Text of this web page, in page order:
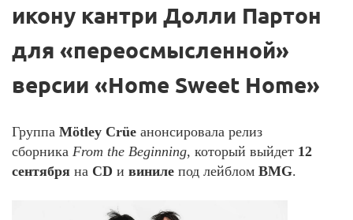
икону кантри Долли Партон
для «переосмысленной»
версии «Home Sweet Home»
Группа Mötley Crüe анонсировала релиз
сборника From the Beginning, который выйдет 12
сентября на CD и виниле под лейблом BMG.